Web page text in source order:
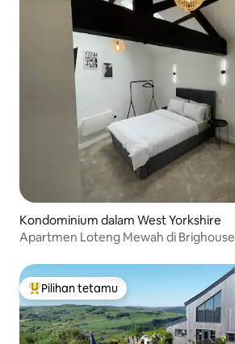
Kondominium dalam West Yorkshire
Apartmen Loteng Mewah di Brighouse
Pilihan utama tetamu
Pilihan tetamu